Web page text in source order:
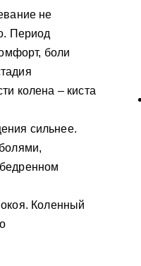
не
Период
боли
колена – киста
сильнее.
Коленный